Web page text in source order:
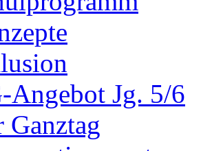
Angebot Jg. 5/6
Ganztag